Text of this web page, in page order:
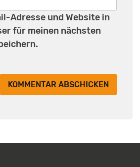
Adresse und Website in
für meinen nächsten